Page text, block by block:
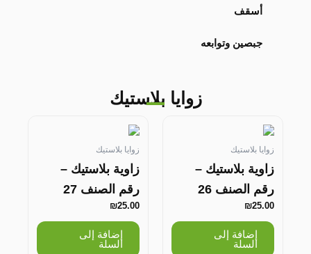
أسقف
جبصين وتوابعه
زوايا بلاستيك
زوايا بلاستيك
زاوية بلاستيك –
رقم الصنف 26
₪25.00
إضافة إلى
السلة
زوايا بلاستيك
زاوية بلاستيك –
رقم الصنف 27
₪25.00
إضافة إلى
السلة